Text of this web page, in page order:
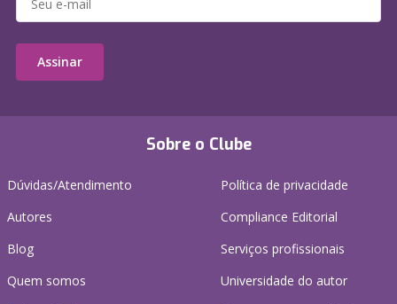
Sobre o Clube
Dúvidas/Atendimento
Autores
Blog
Quem somos
Política de privacidade
Compliance Editorial
Serviços profissionais
Universidade do autor
Assinar